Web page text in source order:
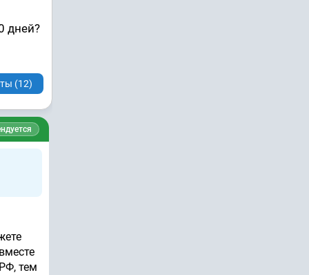
дней?
(12)
тем